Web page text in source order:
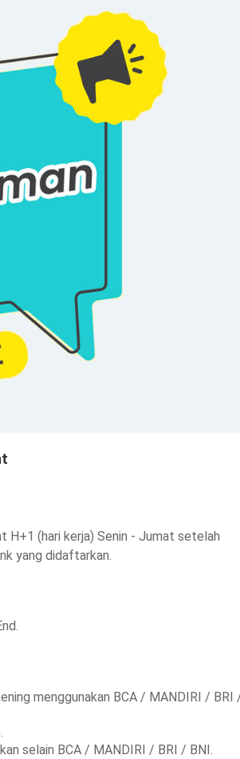
H+1 (hari kerja) Senin - Jumat setelah
yang didaftarkan.
menggunakan BCA / MANDIRI / BRI
selain BCA / MANDIRI / BRI / BNI.